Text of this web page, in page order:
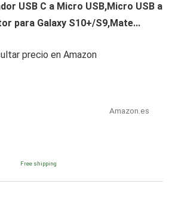
USB C a Micro USB,Micro USB a
para Galaxy S10+/S9,Mate...
precio en Amazon
Amazon.es
Free shipping